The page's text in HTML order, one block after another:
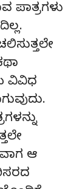
ಪಾತ್ರಗಳು
ವಿವಿಧ
ಆ